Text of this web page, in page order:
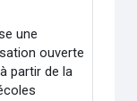
une
ouverte
partir de la